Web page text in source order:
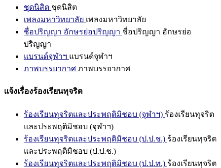
ชุดนิสิต ชุดนิสิต
เพลงมหาวิทยาลัย เพลงมหาวิทยาลัย
ชื่อปริญญา อักษรย่อปริญญา ชื่อปริญญา อักษรย่อ
ปริญญา
แบรนด์จุฬาฯ แบรนด์จุฬาฯ
ภาพบรรยากาศ ภาพบรรยากาศ
แจ้งเรื่องร้องเรียนทุจริต
ร้องเรียนทุจริตและประพฤติมิชอบ (จุฬาฯ) ร้องเรียนทุจริต
และประพฤติมิชอบ (จุฬาฯ)
ร้องเรียนทุจริตและประพฤติมิชอบ (ป.ป.ช.) ร้องเรียนทุจริต
และประพฤติมิชอบ (ป.ป.ช.)
ร้องเรียนทุจริตและประพฤติมิชอบ (ป.ป.ท.) ร้องเรียนทุจริต